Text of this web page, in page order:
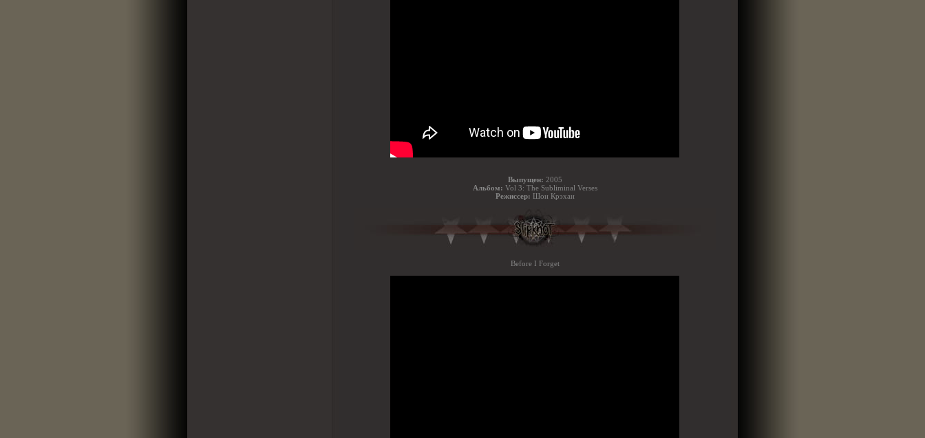
Выпущен: 2005
Альбом: Vol 3: The Subliminal Verses
Режиссер: Шон Крэхан
Before I Forget